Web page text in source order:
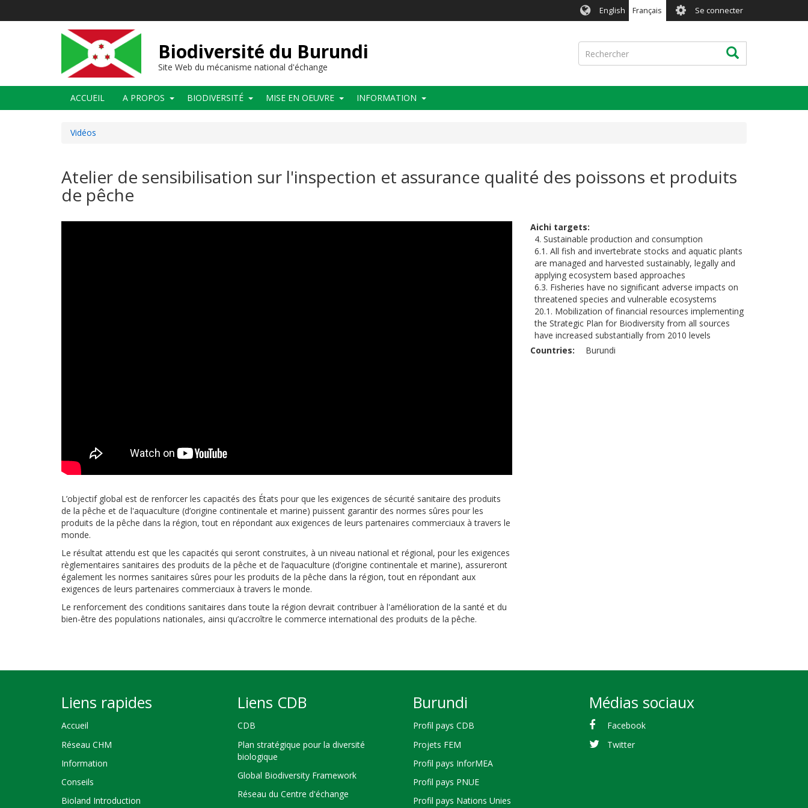
English Français User
account
menu
Se connecter
Biodiversité du Burundi
Site Web du mécanisme national d'échange
Rechercher Rechercher
Main
navigation
ACCUEIL A PROPOS BIODIVERSITÉ MISE EN OEUVRE INFORMATION
Vidéos
Atelier de sensibilisation sur l'inspection et assurance qualité des poissons et produits
de pêche
L’objectif global est de renforcer les capacités des États pour que les exigences de sécurité sanitaire des produits
de la pêche et de l'aquaculture (d’origine continentale et marine) puissent garantir des normes sûres pour les
produits de la pêche dans la région, tout en répondant aux exigences de leurs partenaires commerciaux à travers le
monde.
Le résultat attendu est que les capacités qui seront construites, à un niveau national et régional, pour les exigences
règlementaires sanitaires des produits de la pêche et de l’aquaculture (d’origine continentale et marine), assureront
également les normes sanitaires sûres pour les produits de la pêche dans la région, tout en répondant aux
exigences de leurs partenaires commerciaux à travers le monde.
Le renforcement des conditions sanitaires dans toute la région devrait contribuer à l'amélioration de la santé et du
bien-être des populations nationales, ainsi qu’accroître le commerce international des produits de la pêche.
Aichi targets
4. Sustainable production and consumption
6.1. All fish and invertebrate stocks and aquatic plants
are managed and harvested sustainably, legally and
applying ecosystem based approaches
6.3. Fisheries have no significant adverse impacts on
threatened species and vulnerable ecosystems
20.1. Mobilization of financial resources implementing
the Strategic Plan for Biodiversity from all sources
have increased substantially from 2010 levels
Countries
Burundi
Liens rapides
Accueil
Réseau CHM
Information
Conseils
Bioland Introduction
Liens CDB
CDB
Plan stratégique pour la diversité
biologique
Global Biodiversity Framework
Réseau du Centre d'échange
Burundi
Profil pays CDB
Projets FEM
Profil pays InforMEA
Profil pays PNUE
Profil pays Nations Unies
Médias sociaux
Facebook
Twitter